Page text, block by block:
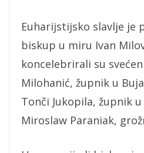
Euharijstijsko slavlje je
biskup u miru Ivan
koncelebrirali su
Milohanić, župnik u
Tonči Jukopila, župnik
Miroslaw Paraniak,